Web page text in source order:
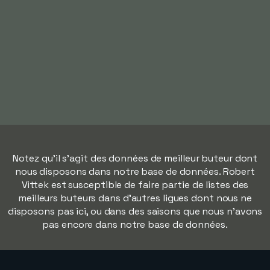
Notez qu'il s'agit des données de meilleur buteur dont
nous disposons dans notre base de données. Robert
Vittek est susceptible de faire partie de listes des
meilleurs buteurs dans d'autres ligues dont nous ne
disposons pas ici, ou dans des saisons que nous n'avons
pas encore dans notre base de données.